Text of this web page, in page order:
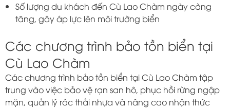
Số lượng du khách đến Cù Lao Chàm ngày càng
tăng, gây áp lực lên môi trường biển
Các chương trình bảo tồn biển tại
Cù Lao Chàm
Các chương trình bảo tồn biển tại Cù Lao Chàm tập
trung vào việc bảo vệ rạn san hô, phục hồi rừng ngập
mặn, quản lý rác thải nhựa và nâng cao nhận thức